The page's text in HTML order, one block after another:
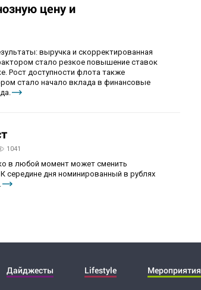
цену и
выручка и скорректированная
стало резкое повышение ставок
Рост доступности флота также
стало начало вклада в финансовые
1041
в любой момент может сменить
середине дня номинированный в рублях
Дайджесты Lifestyle Мероприятия